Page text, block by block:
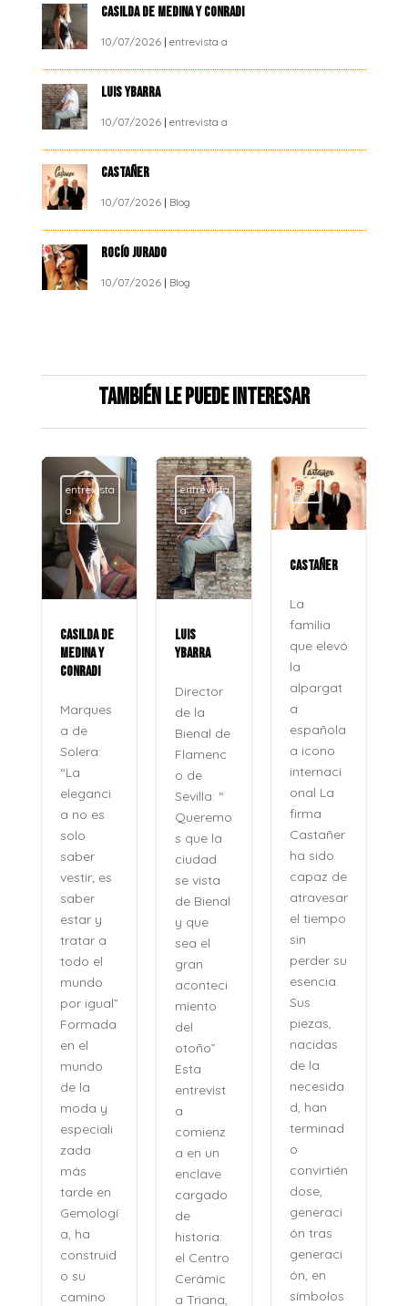
CASILDA DE MEDINA Y CONRADI
10/07/2026| entrevista a
LUIS YBARRA
10/07/2026| entrevista a
CASTAÑER
10/07/2026| Blog
ROCÍO JURADO
10/07/2026| Blog
También le puede interesar
entrevista
a
LUIS
YBARRA
de la
Bienal de
Flamenc
o de
Sevilla: “
Queremo
s que la
ciudad
se vista
de Bienal
y que
sea el
gran
aconteci
miento
del
otoño”
Esta
entrevist
a
comienz
a en un
enclave
cargado
de
historia:
el Centro
Cerámic
a Triana,
Blog
CASTAÑER
La
familia
que elevó
alpargat
a
española
a icono
internaci
onal La
firma
Castañer
ha sido
capaz de
atravesar
el tiempo
sin
perder su
esencia.
Sus
piezas,
nacidas
de la
necesida
d, han
terminad
o
convirtién
dose,
generaci
ón tras
generaci
ón, en
símbolos
Blog
JURADO
La voz
que no
se apaga
después,
su
nombre
no se
pronunci
a como
pronunci
an los
recuerdo
s, sino
como se
evocan
las
certezas:
sin
esfuerzo,
sin
distancia,
naturalid
ad que
desconci
erta. Su
pertenec
e al